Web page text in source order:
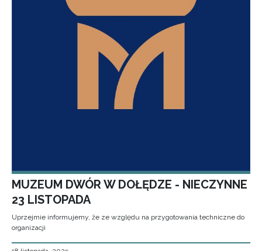
MUZEUM DWÓR W DOŁĘDZE - NIECZYNNE
23 LISTOPADA
Uprzejmie informujemy, że ze względu na przygotowania techniczne do
organizacji